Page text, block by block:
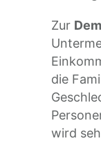
Zur
die
wird